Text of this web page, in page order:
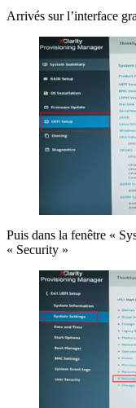
Arrivés sur l’interface
Puis dans la fenêtre «
« Security »